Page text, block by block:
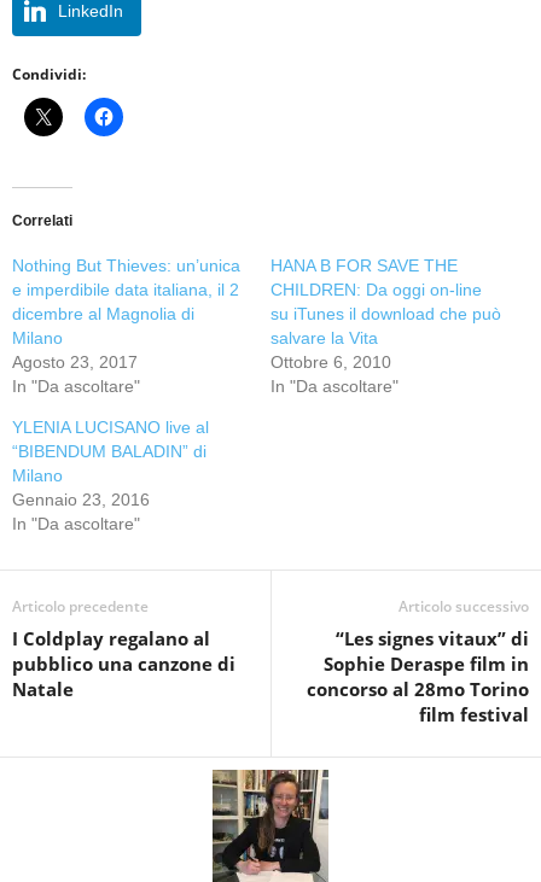
LinkedIn
Condividi:
Correlati
Nothing But Thieves: un’unica
e imperdibile data italiana, il 2
dicembre al Magnolia di
Milano
Agosto 23, 2017
In "Da ascoltare"
HANA B FOR SAVE THE
CHILDREN: Da oggi on-line
su iTunes il download che può
salvare la Vita
Ottobre 6, 2010
In "Da ascoltare"
YLENIA LUCISANO live al
“BIBENDUM BALADIN” di
Milano
Gennaio 23, 2016
In "Da ascoltare"
Articolo precedente
I Coldplay regalano al
pubblico una canzone di
Natale
Articolo successivo
“Les signes vitaux” di
Sophie Deraspe film in
concorso al 28mo Torino
film festival